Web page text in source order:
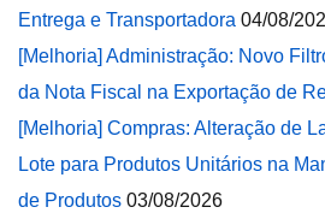
Entrega e Transportadora 04/08/
[Melhoria] Administração: Novo
da Nota Fiscal na Exportação de
[Melhoria] Compras: Alteração de
Lote para Produtos Unitários na
de Produtos 03/08/2026